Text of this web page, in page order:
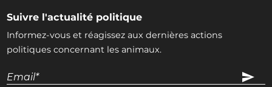
Suivre l'actualité politique
Informez-vous et réagissez aux dernières actions
politiques concernant les animaux.